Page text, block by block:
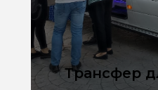
Трансфер